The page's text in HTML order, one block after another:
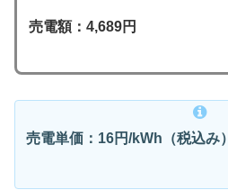
売電額：4,689円
売電単価：16円/kWh（税込み）